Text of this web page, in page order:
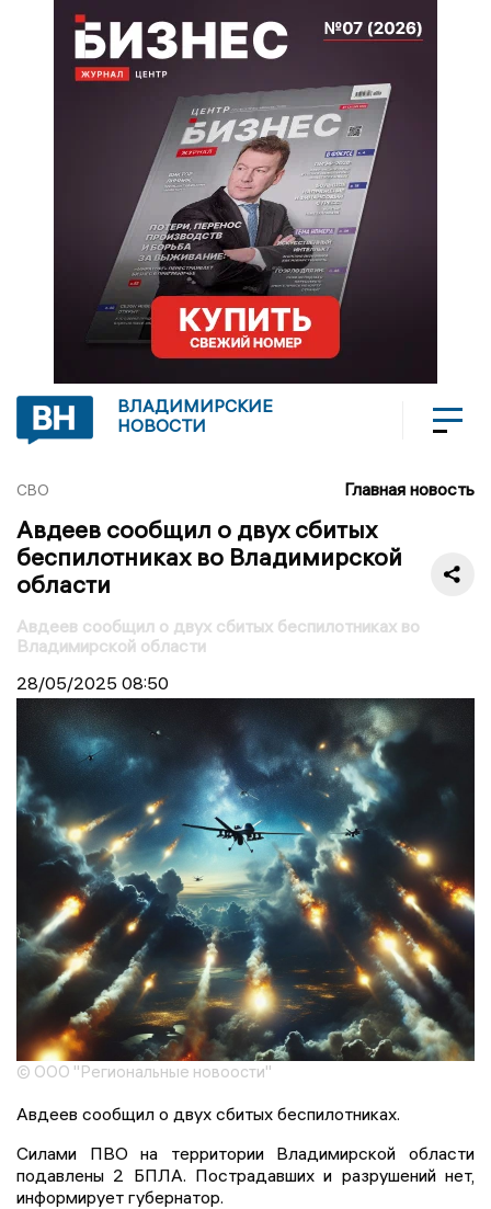
ВЛАДИМИРСКИЕ
НОВОСТИ
СВО Главная новость
Авдеев сообщил о двух сбитых
беспилотниках во Владимирской
области
Авдеев сообщил о двух сбитых беспилотниках во
Владимирской области
28/05/2025 08:50
© ООО "Региональные новоости"
Авдеев сообщил о двух сбитых беспилотниках.
Силами ПВО на территории Владимирской области
подавлены 2 БПЛА. Пострадавших и разрушений нет,
информирует губернатор.